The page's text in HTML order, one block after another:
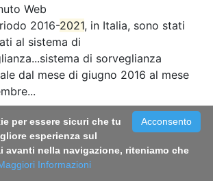
Web
2016-2021, in Italia, sono stati
al sistema di
di sorveglianza
dal mese di giugno 2016 al mese
le donne sembrano più
Una sfida per la medicina di
Web
Acconsento
per essere sicuri che tu
esperienza sul
avanti nella navigazione, riteniamo che
Informazioni